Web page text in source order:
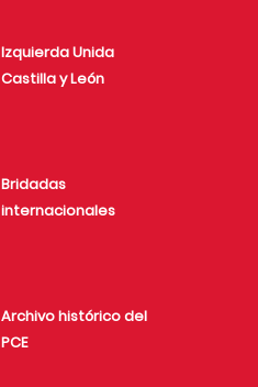
Izquierda Unida
Castilla y León
Bridadas
internacionales
Archivo histórico del
PCE